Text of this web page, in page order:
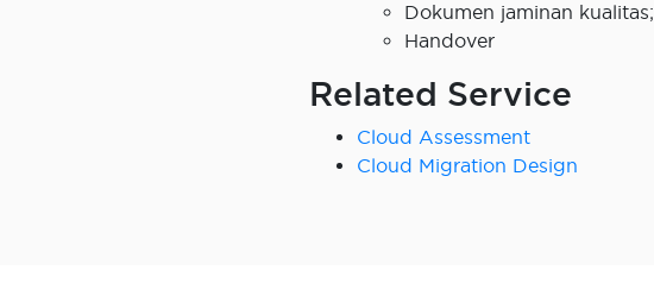
Dokumen jaminan kualitas;
Handover
Related Service
Cloud Assessment
Cloud Migration Design